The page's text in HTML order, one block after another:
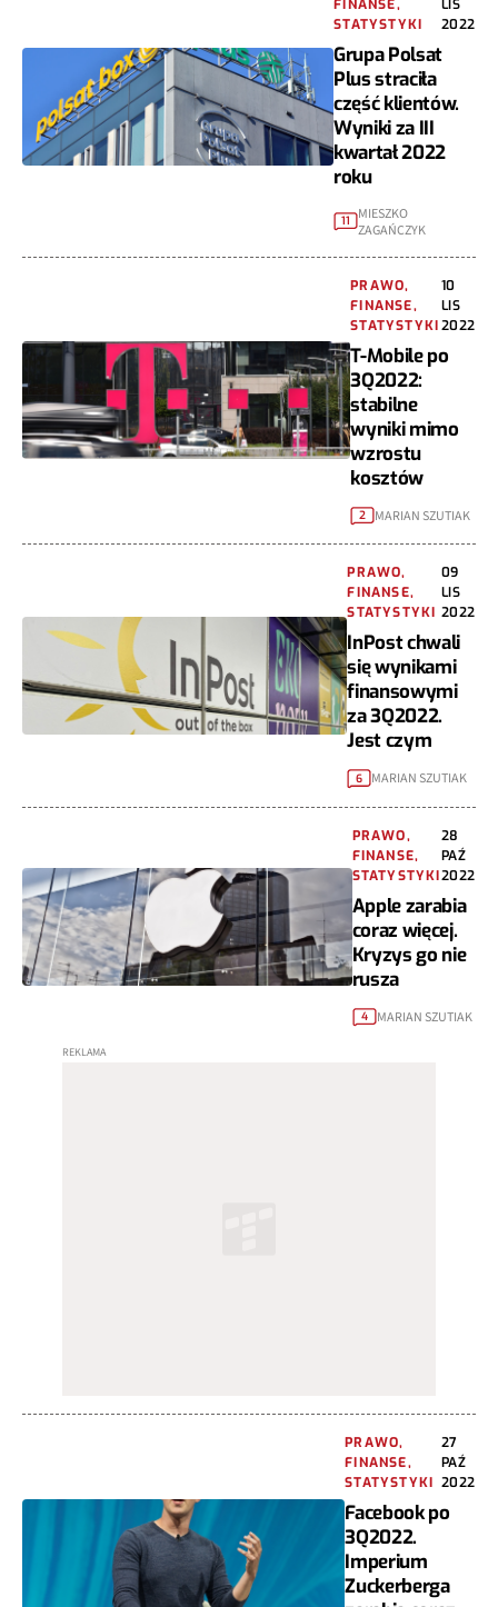
FINANSE,
STATYSTYKI
LIS
2022
Grupa Polsat
Plus straciła
część klientów.
Wyniki za III
kwartał 2022
roku
11 MIESZKO
ZAGAŃCZYK
PRAWO,
FINANSE,
STATYSTYKI
10
LIS
2022
T-Mobile po
3Q2022:
stabilne
wyniki mimo
wzrostu
kosztów
2 MARIAN SZUTIAK
PRAWO,
FINANSE,
STATYSTYKI
09
LIS
2022
InPost chwali
się wynikami
finansowymi
za 3Q2022.
Jest czym
6 MARIAN SZUTIAK
PRAWO,
FINANSE,
STATYSTYKI
28
PAŹ
2022
Apple zarabia
coraz więcej.
Kryzys go nie
rusza
4 MARIAN SZUTIAK
PRAWO,
FINANSE,
STATYSTYKI
27
PAŹ
2022
Facebook po
3Q2022.
Imperium
Zuckerberga